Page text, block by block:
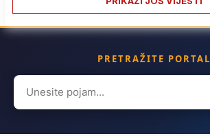
PRETRAŽITE PORTAL
Search
for: